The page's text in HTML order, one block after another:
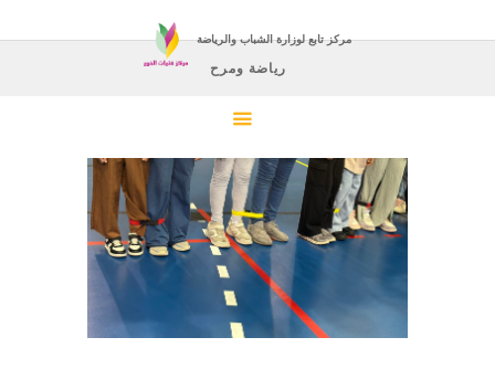
مركز تابع لوزارة الشباب والرياضة
رياضة ومرح